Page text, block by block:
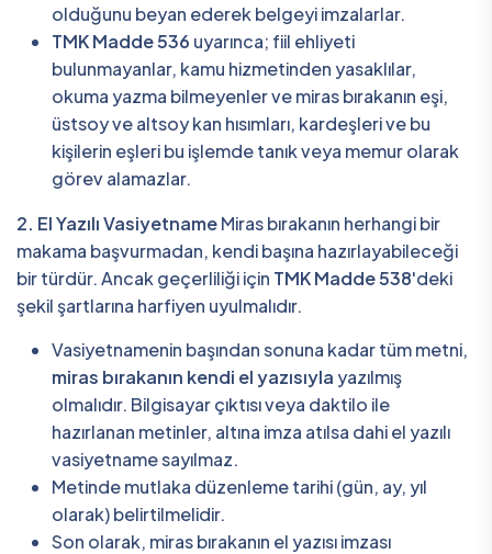
olduğunu beyan ederek belgeyi imzalarlar.
TMK Madde 536 uyarınca; fiil ehliyeti
bulunmayanlar, kamu hizmetinden yasaklılar,
okuma yazma bilmeyenler ve miras bırakanın eşi,
üstsoy ve altsoy kan hısımları, kardeşleri ve bu
kişilerin eşleri bu işlemde tanık veya memur olarak
görev alamazlar.
2. El Yazılı VasiyetnameMiras bırakanın herhangi bir
makama başvurmadan, kendi başına hazırlayabileceği
bir türdür. Ancak geçerliliği için TMK Madde 538'deki
şekil şartlarına harfiyen uyulmalıdır.
Vasiyetnamenin başından sonuna kadar tüm metni,
miras bırakanın kendi el yazısıylayazılmış
olmalıdır. Bilgisayar çıktısı veya daktilo ile
hazırlanan metinler, altına imza atılsa dahi el yazılı
vasiyetname sayılmaz.
Metinde mutlaka düzenleme tarihi (gün, ay, yıl
olarak) belirtilmelidir.
Son olarak, miras bırakanın el yazısı imzası